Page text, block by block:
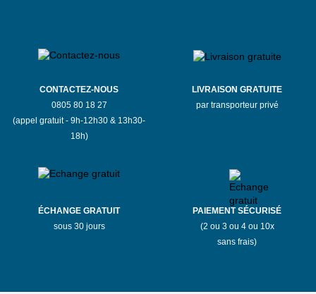
CONTACTEZ-NOUS
0805 80 18 27
(appel gratuit - 9h-12h30 & 13h30-
18h)
LIVRAISON GRATUITE
par transporteur privé
ÉCHANGE GRATUIT
sous 30 jours
PAIEMENT SÉCURISÉ
(2 ou 3 ou 4 ou 10x
sans frais)